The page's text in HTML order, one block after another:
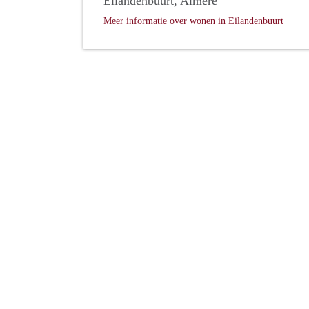
Meer informatie over wonen in Eilandenbuurt